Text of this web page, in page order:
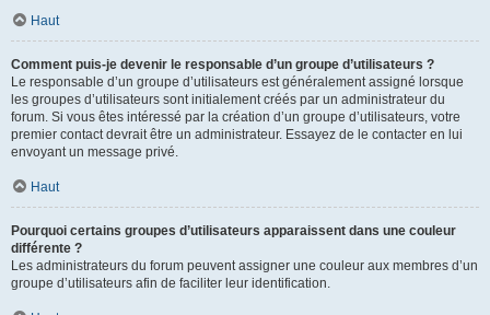
Haut
Comment puis-je devenir le responsable d’un groupe d’utilisateurs ?
Le responsable d’un groupe d’utilisateurs est généralement assigné lorsque
les groupes d’utilisateurs sont initialement créés par un administrateur du
forum. Si vous êtes intéressé par la création d’un groupe d’utilisateurs, votre
premier contact devrait être un administrateur. Essayez de le contacter en lui
envoyant un message privé.
Haut
Pourquoi certains groupes d’utilisateurs apparaissent dans une couleur
différente ?
Les administrateurs du forum peuvent assigner une couleur aux membres d’un
groupe d’utilisateurs afin de faciliter leur identification.